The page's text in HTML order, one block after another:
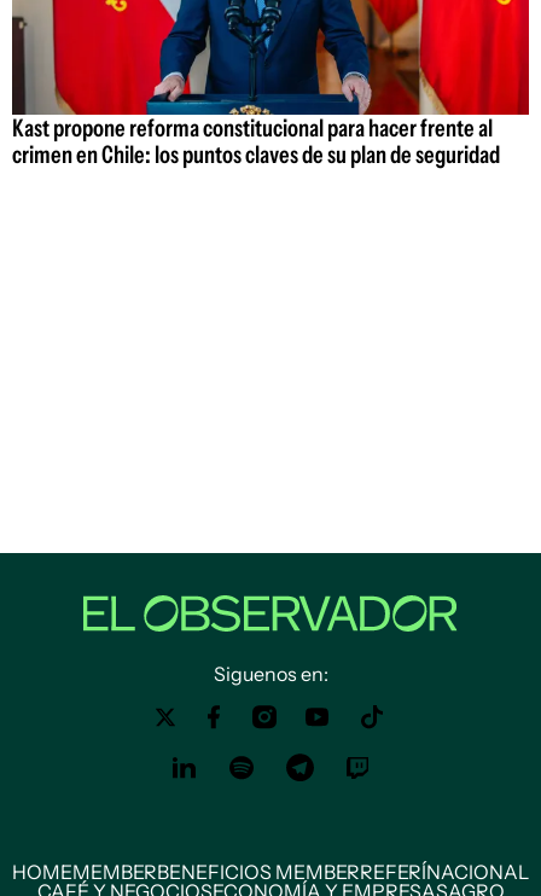
Kast propone reforma constitucional para hacer frente al
crimen en Chile: los puntos claves de su plan de seguridad
Siguenos en:
HOMEMEMBERBENEFICIOS MEMBERREFERÍNACIONAL